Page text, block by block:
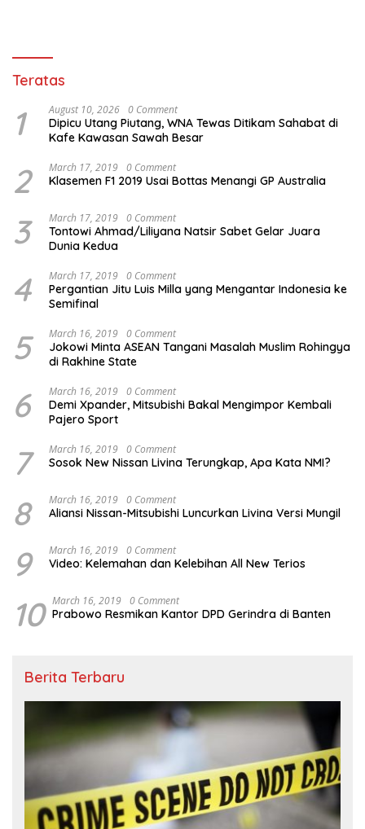
Teratas
1 August 10, 2026 0 Comment
Dipicu Utang Piutang, WNA Tewas Ditikam Sahabat di
Kafe Kawasan Sawah Besar
2 March 17, 2019 0 Comment
Klasemen F1 2019 Usai Bottas Menangi GP Australia
3 March 17, 2019 0 Comment
Tontowi Ahmad/Liliyana Natsir Sabet Gelar Juara
Dunia Kedua
4 March 17, 2019 0 Comment
Pergantian Jitu Luis Milla yang Mengantar Indonesia ke
Semifinal
5 March 16, 2019 0 Comment
Jokowi Minta ASEAN Tangani Masalah Muslim Rohingya
di Rakhine State
6 March 16, 2019 0 Comment
Demi Xpander, Mitsubishi Bakal Mengimpor Kembali
Pajero Sport
7 March 16, 2019 0 Comment
Sosok New Nissan Livina Terungkap, Apa Kata NMI?
8 March 16, 2019 0 Comment
Aliansi Nissan-Mitsubishi Luncurkan Livina Versi Mungil
9 March 16, 2019 0 Comment
Video: Kelemahan dan Kelebihan All New Terios
10 March 16, 2019 0 Comment
Prabowo Resmikan Kantor DPD Gerindra di Banten
Berita Terbaru